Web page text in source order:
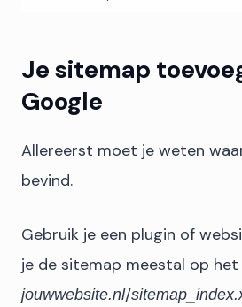
Je sitemap
Google
Allereerst moet je weten
bevind.
Gebruik je een plugin of
je de sitemap meestal op het
jouwwebsite.nl/